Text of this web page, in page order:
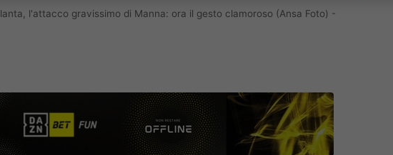
l'attacco gravissimo di Manna: ora il gesto clamoroso (Ansa Foto) -